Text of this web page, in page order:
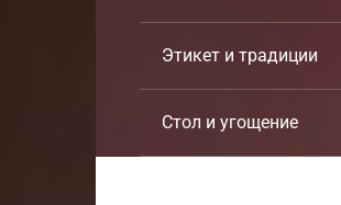
Этикет и традиции
Стол и угощение